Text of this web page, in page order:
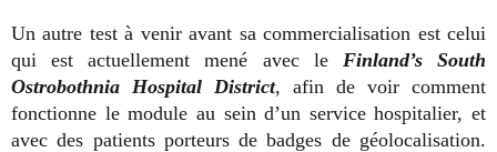
Un autre test à venir avant sa commercialisation est celui
qui est actuellement mené avec le Finland’s South
Ostrobothnia Hospital District, afin de voir comment
fonctionne le module au sein d’un service hospitalier, et
avec des patients porteurs de badges de géolocalisation.